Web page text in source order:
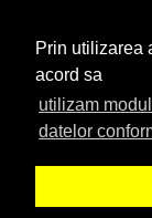
Prin utilizarea
acord sa
utilizam
datelor